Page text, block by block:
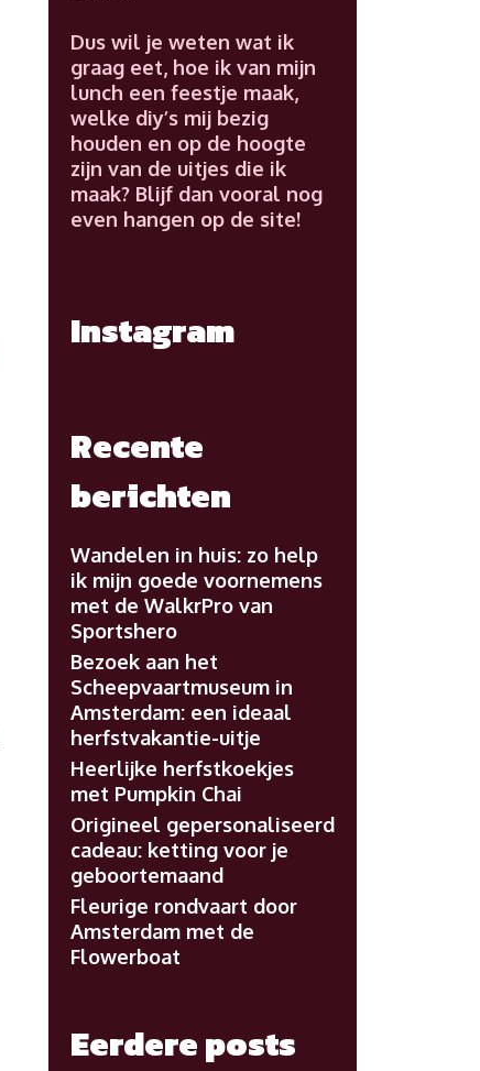
Dus wil je weten wat ik
graag eet, hoe ik van mijn
lunch een feestje maak,
welke diy’s mij bezig
houden en op de hoogte
zijn van de uitjes die ik
maak? Blijf dan vooral nog
even hangen op de site!
Instagram
Recente
berichten
Wandelen in huis: zo help
ik mijn goede voornemens
met de WalkrPro van
Sportshero
Bezoek aan het
Scheepvaartmuseum in
Amsterdam: een ideaal
herfstvakantie-uitje
Heerlijke herfstkoekjes
met Pumpkin Chai
Origineel gepersonaliseerd
cadeau: ketting voor je
geboortemaand
Fleurige rondvaart door
Amsterdam met de
Flowerboat
Eerdere posts